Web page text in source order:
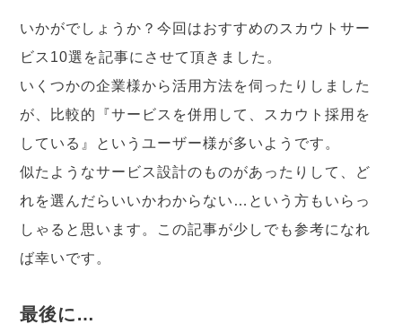
いかがでしょうか？今回はおすすめのスカウトサー
ビス10選を記事にさせて頂きました。
いくつかの企業様から活用方法を伺ったりしました
が、比較的『サービスを併用して、スカウト採用を
している』というユーザー様が多いようです。
似たようなサービス設計のものがあったりして、ど
れを選んだらいいかわからない…という方もいらっ
しゃると思います。この記事が少しでも参考になれ
ば幸いです。
最後に…